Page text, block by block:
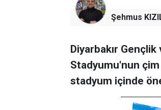
Şehmus
Diyarbakır
Stadyumu'nun çim
stadyum içinde